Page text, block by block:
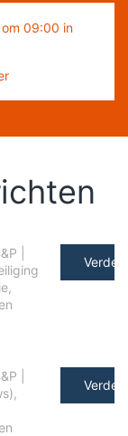
09:00 in
,
Verder
,
Verder